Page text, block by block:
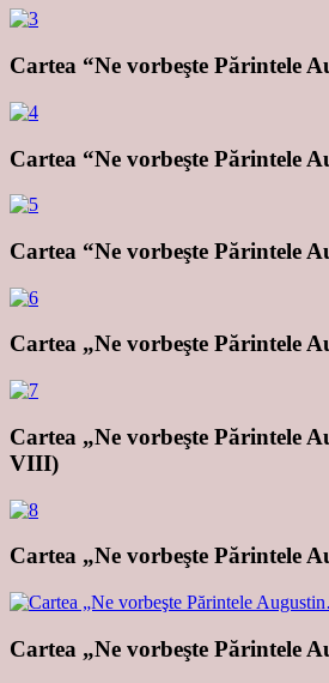
Cartea “Ne vorbeşte Părintele
Cartea “Ne vorbeşte Părintele
Cartea “Ne vorbeşte Părintele
Cartea „Ne vorbeşte Părintele
Cartea „Ne vorbeşte Părintele
VIII)
Cartea „Ne vorbeşte Părintele
Cartea „Ne vorbeşte Părintele